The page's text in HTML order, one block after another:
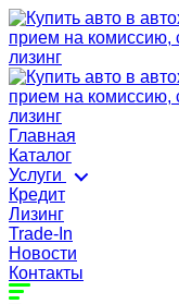
Главная
Каталог
Услуги
Кредит
Лизинг
Trade-In
Новости
Контакты